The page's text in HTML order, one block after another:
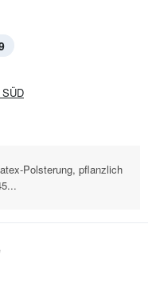
Polsterung, pflanzlich